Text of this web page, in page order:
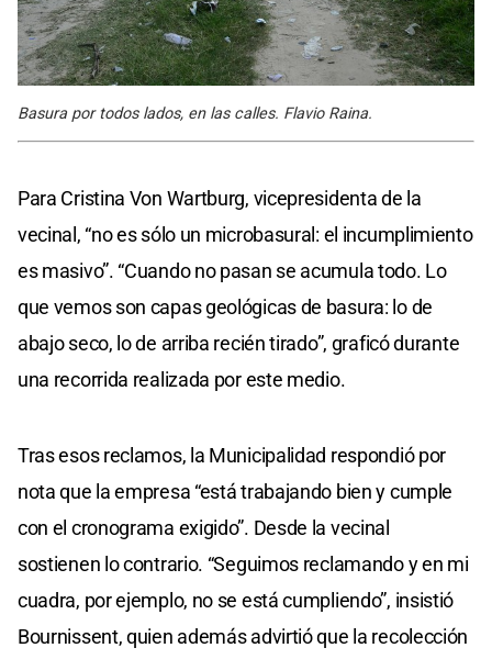
Basura por todos lados, en las calles. Flavio Raina.
Para Cristina Von Wartburg, vicepresidenta de la
vecinal, “no es sólo un microbasural: el incumplimiento
es masivo”. “Cuando no pasan se acumula todo. Lo
que vemos son capas geológicas de basura: lo de
abajo seco, lo de arriba recién tirado”, graficó durante
una recorrida realizada por este medio.
Tras esos reclamos, la Municipalidad respondió por
nota que la empresa “está trabajando bien y cumple
con el cronograma exigido”. Desde la vecinal
sostienen lo contrario. “Seguimos reclamando y en mi
cuadra, por ejemplo, no se está cumpliendo”, insistió
Bournissent, quien además advirtió que la recolección